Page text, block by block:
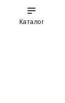
Реквизиты:
Каталог